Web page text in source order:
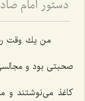
من یك وقت
صحبتی بود و
كاغذ می‌نوشتند و